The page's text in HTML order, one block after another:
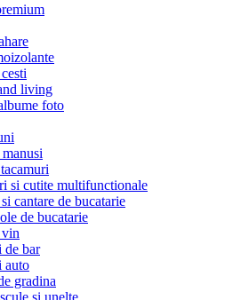
living
foto
si cutite multifunctionale
cantare de bucatarie
de bucatarie
vin
de bar
auto
gradina
si unelte